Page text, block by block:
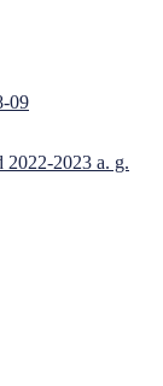
09
2022-2023 a. g.